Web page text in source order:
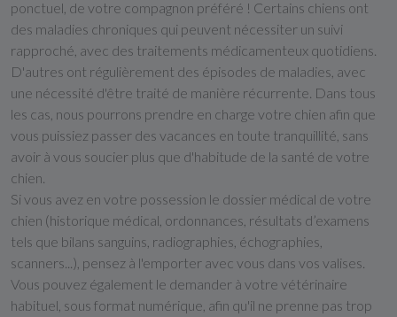
ponctuel, de votre compagnon préféré ! Certains chiens ont
des maladies chroniques qui peuvent nécessiter un suivi
rapproché, avec des traitements médicamenteux quotidiens.
D'autres ont régulièrement des épisodes de maladies, avec
une nécessité d'être traité de manière récurrente. Dans tous
les cas, nous pourrons prendre en charge votre chien afin que
vous puissiez passer des vacances en toute tranquillité, sans
avoir à vous soucier plus que d'habitude de la santé de votre
chien.
Si vous avez en votre possession le dossier médical de votre
chien (historique médical, ordonnances, résultats d’examens
tels que bilans sanguins, radiographies, échographies,
scanners...), pensez à l'emporter avec vous dans vos valises.
Vous pouvez également le demander à votre vétérinaire
habituel, sous format numérique, afin qu'il ne prenne pas trop